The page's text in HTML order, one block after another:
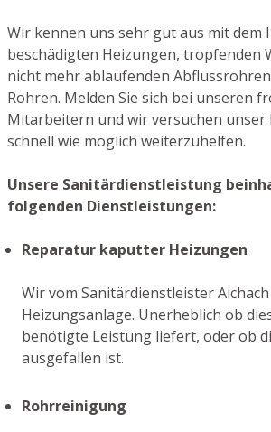
Wir kennen uns sehr gut aus mit dem
beschädigten Heizungen, tropfenden
nicht mehr ablaufenden
Rohren. Melden Sie sich bei unseren
Mitarbeitern und wir versuchen unser
schnell wie möglich weiterzuhelfen.
Unsere Sanitärdienstleistung
folgenden Dienstleistungen:
Reparatur kaputter Heizungen
Wir vom Sanitärdienstleister
Heizungsanlage. Unerheblich ob
benötigte Leistung liefert, oder ob
ausgefallen ist.
Rohrreinigung